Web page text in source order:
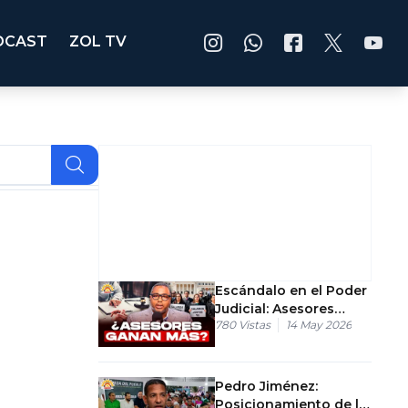
ZOL TV
Escándalo en el Poder
Judicial: Asesores
ganan más que los
780 Vistas 14 May 2026
Pedro Jiménez:
Posicionamiento de la